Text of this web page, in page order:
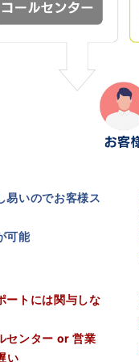
いのでお客様ス
可能
ートには関与しな
センター or 営業
い